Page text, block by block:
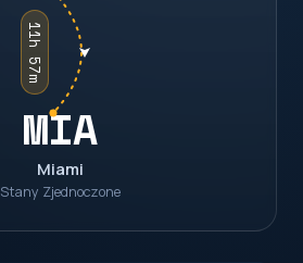
11h 57m
MIA
Miami
Stany Zjednoczone